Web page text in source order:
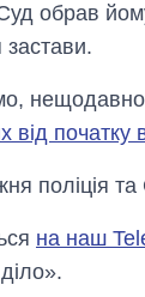
обрав
нещодавно
від початку
поліція
на наш